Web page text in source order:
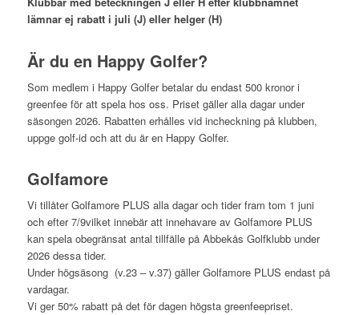
lämnar ej rabatt i juli (J) eller helger (H)
Är du en Happy Golfer?
Som medlem i Happy Golfer betalar du endast 500 kronor i
greenfee för att spela hos oss. Priset gäller alla dagar under
säsongen 2026. Rabatten erhålles vid incheckning på klubben,
uppge golf-id och att du är en Happy Golfer.
Golfamore
Vi tillåter Golfamore PLUS alla dagar och tider fram tom 1 juni
och efter 7/9vilket innebär att innehavare av Golfamore PLUS
kan spela obegränsat antal tillfälle på Abbekås Golfklubb under
2026 dessa tider.
Under högsäsong (v.23 – v.37) gäller Golfamore PLUS endast på
vardagar.
Vi ger 50% rabatt på det för dagen högsta greenfeepriset.